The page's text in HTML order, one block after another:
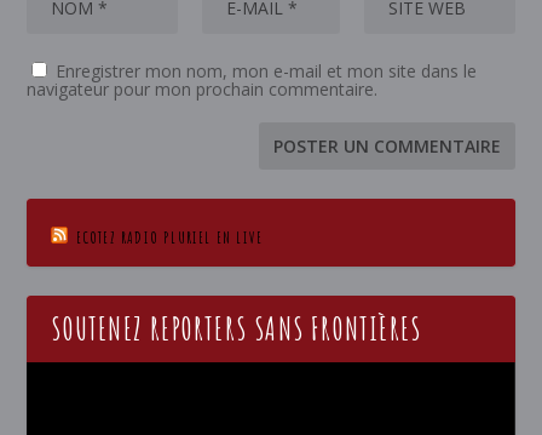
Enregistrer mon nom, mon e-mail et mon site dans le
navigateur pour mon prochain commentaire.
ECOTEZ RADIO PLURIEL EN LIVE
SOUTENEZ REPORTERS SANS FRONTIÈRES